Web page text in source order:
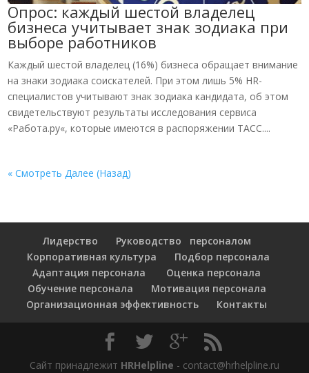
Опрос: каждый шестой владелец
бизнеса учитывает знак зодиака при
выборе работников
Каждый шестой владелец (16%) бизнеса обращает внимание
на знаки зодиака соискателей. При этом лишь 5% HR-
специалистов учитывают знак зодиака кандидата, об этом
свидетельствуют результаты исследования сервиса
«Работа.ру«, которые имеются в распоряжении ТАСС....
« Смотреть Далее (Назад)
Лидерство
Руководство персоналом
Корпоративная культура
Подбор персонала
Адаптация персонала
Оценка персонала
Обучение персонала
Мотивация персонала
Организационная эффективность
Контакты
Сайт принадлежит HRHelpline - contact@hrhelpline.ru